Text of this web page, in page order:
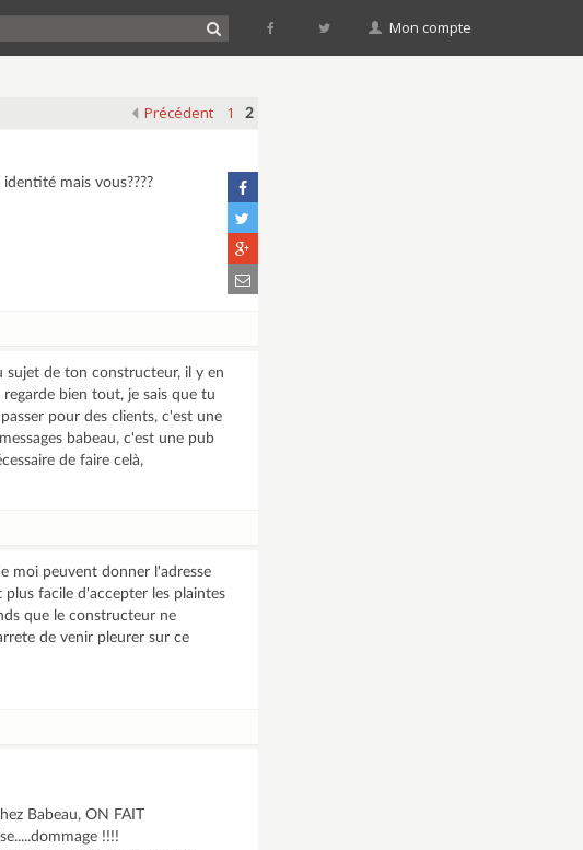
Mon compte
Précédent 1 2
mais vous????
sujet de ton constructeur, il y en
bien tout, je sais que tu
pour des clients, c'est une
babeau, c'est une pub
de faire celà,
moi peuvent donner l'adresse
facile d'accepter les plaintes
que le constructeur ne
de venir pleurer sur ce
Babeau, ON FAIT
!!!!